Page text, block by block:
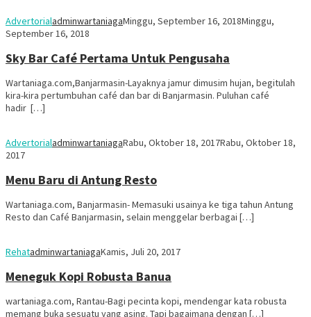
AdvertorialadminwartaniagaMinggu, September 16, 2018Minggu,
September 16, 2018
Sky Bar Café Pertama Untuk Pengusaha
Wartaniaga.com,Banjarmasin-Layaknya jamur dimusim hujan, begitulah
kira-kira pertumbuhan café dan bar di Banjarmasin. Puluhan café
hadir […]
AdvertorialadminwartaniagaRabu, Oktober 18, 2017Rabu, Oktober 18,
2017
Menu Baru di Antung Resto
Wartaniaga.com, Banjarmasin- Memasuki usainya ke tiga tahun Antung
Resto dan Café Banjarmasin, selain menggelar berbagai […]
RehatadminwartaniagaKamis, Juli 20, 2017
Meneguk Kopi Robusta Banua
wartaniaga.com, Rantau-Bagi pecinta kopi, mendengar kata robusta
memang buka sesuatu yang asing. Tapi bagaimana dengan […]